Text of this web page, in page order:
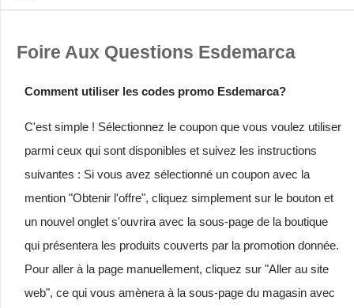
Foire Aux Questions Esdemarca
Comment utiliser les codes promo Esdemarca?
C'est simple ! Sélectionnez le coupon que vous voulez utiliser
parmi ceux qui sont disponibles et suivez les instructions
suivantes : Si vous avez sélectionné un coupon avec la
mention "Obtenir l'offre", cliquez simplement sur le bouton et
un nouvel onglet s'ouvrira avec la sous-page de la boutique
qui présentera les produits couverts par la promotion donnée.
Pour aller à la page manuellement, cliquez sur "Aller au site
web", ce qui vous amènera à la sous-page du magasin avec